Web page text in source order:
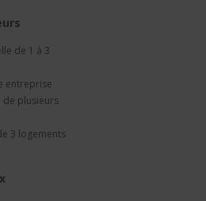
de 1 à 3
entreprise
de plusieurs
3 logements